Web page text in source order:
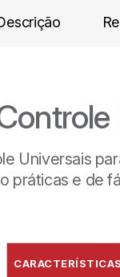
Universais
práticas e de
CARACTERÍSTICAS